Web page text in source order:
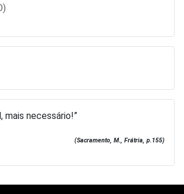
mais necessário!”
(Sacramento, M., Frátria, p.155)